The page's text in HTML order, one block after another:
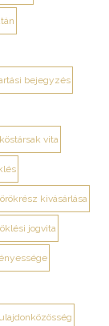
bejegyzés
vita
örökrész kivásárlása
jogvita